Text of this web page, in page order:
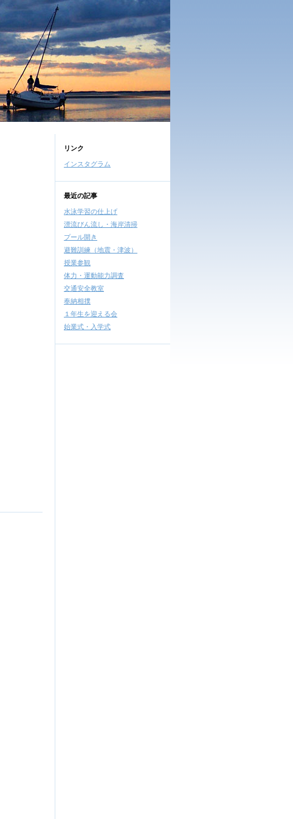
リンク
インスタグラム
最近の記事
水泳学習の仕上げ
漂流びん流し・海岸清掃
プール開き
避難訓練（地震・津波）
授業参観
体力・運動能力調査
交通安全教室
奉納相撲
１年生を迎える会
始業式・入学式